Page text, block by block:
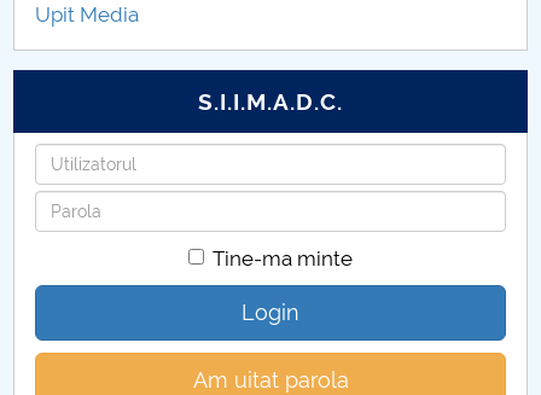
Upit Media
S.I.I.M.A.D.C.
Utilizatorul
Parola
Tine-ma minte
Login
Am uitat parola